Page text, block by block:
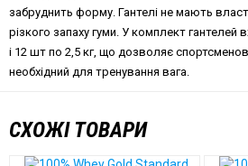
забруднить форму. Гантелі не мають
різкого запаху гуми. У комплект гантелей
і 12 шт по 2,5 кг, що дозволяє
необхідний для тренування вага.
СХОЖІ ТОВАРИ